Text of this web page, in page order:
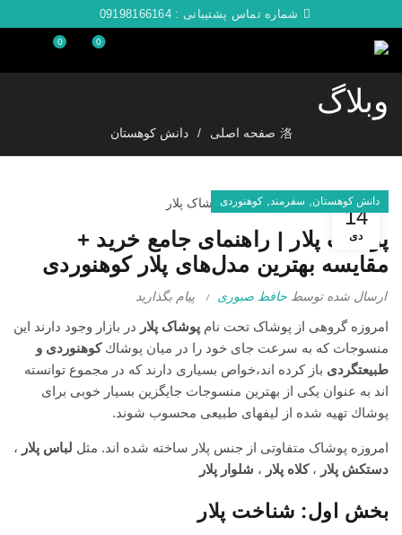
شماره تماس پشتیبانی : 09198166164
0
0
وبلاگ
صفحه اصلی دانش کوهستان
14
دی
دانش کوهستان, سفرمند, کوهنوردی
پوشاک پلار | راهنمای جامع خرید +
مقایسه بهترین مدل‌های پلار کوهنوردی
ارسال شده توسط حافظ صبوری پیام بگذارید
امروزه گروهی از پوشاک تحت نام پوشاک پلار در بازار وجود دارند این
منسوجات كه به سرعت جای خود را در میان پوشاكکوهنوردی و
طبیعتگردی باز كرده اند،خواص بسیاری دارند كه در مجموع توانسته
اند به عنوان یكی از بهترین منسوجات جایگزین بسیار خوبی برای
پوشاك تهیه شده از لیفهای طبیعی محسوب شوند.
امروزه پوشاک متفاوتی از جنس پلار ساخته شده اند. مثل لباس پلار ،
دستکش پلار ،کلاه پلار ، شلوار پلار
بخش اول: شناخت پلار